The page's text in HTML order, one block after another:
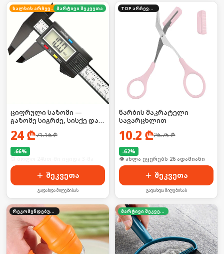
ხალხის არჩევანი მარტივი შეკვეთა
ციფრული საზომი —
გაზომე სიგრძე, სისქე და
დიამეტრი LCD ეკრანით!
24₾71.16₾
-66%
შეკვეთა
გადახდა მიღებისას
TOP არჩევანი
წარბის მაკრატელი
სავარცხლით
10.2 ₾26.75₾
-62%
🛒 ბოლო 24სთ-ში იყიდა 41-მა
შეკვეთა
გადახდა მიღებისას
რეკომენდებული მარტივი შეკვეთა